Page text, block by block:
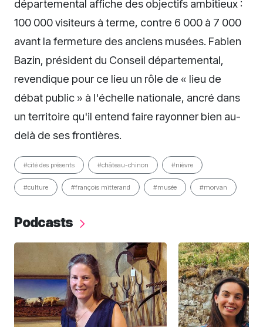
départemental affiche des objectifs ambitieux :
100 000 visiteurs à terme, contre 6 000 à 7 000
avant la fermeture des anciens musées. Fabien
Bazin, président du Conseil départemental,
revendique pour ce lieu un rôle de « lieu de
débat public » à l'échelle nationale, ancré dans
un territoire qu'il entend faire rayonner bien au-
delà de ses frontières.
#cité des présents #château-chinon #nièvre
#culture #françois mitterand #musée #morvan
Podcasts